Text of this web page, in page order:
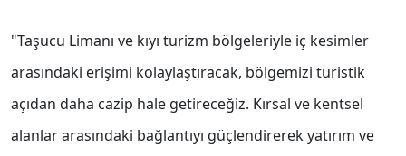
"Taşucu Limanı ve kıyı turizm bölgeleriyle iç kesimler
arasındaki erişimi kolaylaştıracak, bölgemizi turistik
açıdan daha cazip hale getireceğiz. Kırsal ve kentsel
alanlar arasındaki bağlantıyı güçlendirerek yatırım ve